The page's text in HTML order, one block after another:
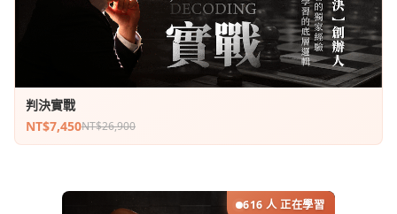
判決實戰
NT$7,450NT$26,900
616 人 正在學習